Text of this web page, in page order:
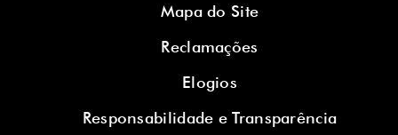
Mapa do Site
Reclamações
Elogios
Responsabilidade e Transparência